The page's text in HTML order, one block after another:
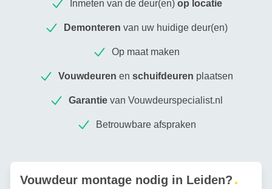
Inmeten van de deur(en) op locatie
Demonteren van uw huidige deur(en)
Op maat maken
Vouwdeuren en schuifdeuren plaatsen
Garantie van Vouwdeurspecialist.nl
Betrouwbare afspraken
Vouwdeur montage nodig in Leiden?